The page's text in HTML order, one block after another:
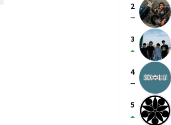
2
check_indeterminate_small
3
arrow_drop_up
4
check_indeterminate_small
5
arrow_drop_up